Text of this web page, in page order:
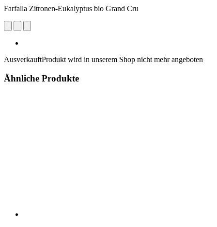
Farfalla Zitronen-Eukalyptus bio Grand Cru
AusverkauftProdukt wird in unserem Shop nicht mehr angeboten
Ähnliche Produkte